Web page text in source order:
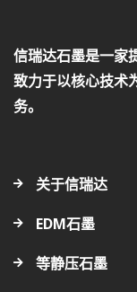
信瑞达石墨是一家
致力于以核心技术
务。
关于信瑞达
EDM石墨
等静压石墨